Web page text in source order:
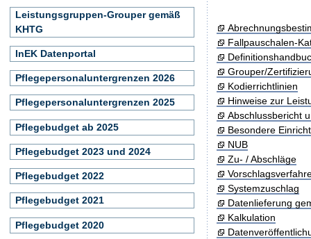
Fallpauschalen-
Grouper/
Kodierrichtlinien
Hinweise zur
Abschlussbericht
Besondere
NUB
Zu- / Abschläge
Systemzuschlag
Datenlieferung
Kalkulation
Leistungsgruppen-Grouper gemäß
KHTG
InEK Datenportal
Pflegepersonaluntergrenzen 2026
Pflegepersonaluntergrenzen 2025
Pflegebudget ab 2025
Pflegebudget 2023 und 2024
Pflegebudget 2022
Pflegebudget 2021
Pflegebudget 2020